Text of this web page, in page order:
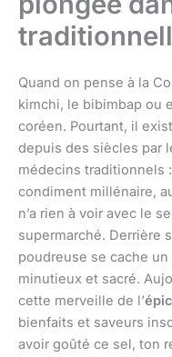
Quand on pense à la
kimchi, le bibimbap ou
coréen. Pourtant, il
depuis des siècles par
médecins traditionnels
condiment millénaire,
n’a rien à voir avec le
supermarché. Derrière
poudreuse se cache
minutieux et sacré.
cette merveille de l’
bienfaits et saveurs
avoir goûté ce sel, ton